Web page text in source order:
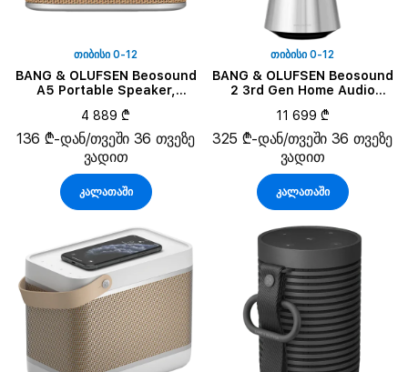
ᲗᲘᲑᲘᲡᲘ 0-12
BANG & OLUFSEN Beosound
A5 Portable Speaker,
4 889 ₾
136 ₾-დან/თვეში 36 თვეზე
ვადით
კალათაში
ᲗᲘᲑᲘᲡᲘ 0-12
BANG & OLUFSEN Beosound
2 3rd Gen Home Audio
11 699 ₾
325 ₾-დან/თვეში 36 თვეზე
ვადით
კალათაში